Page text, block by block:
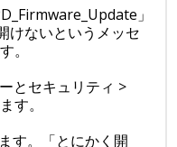
」
けないというメッセ
。
とセキュリティ >
す。
す。「とにかく開